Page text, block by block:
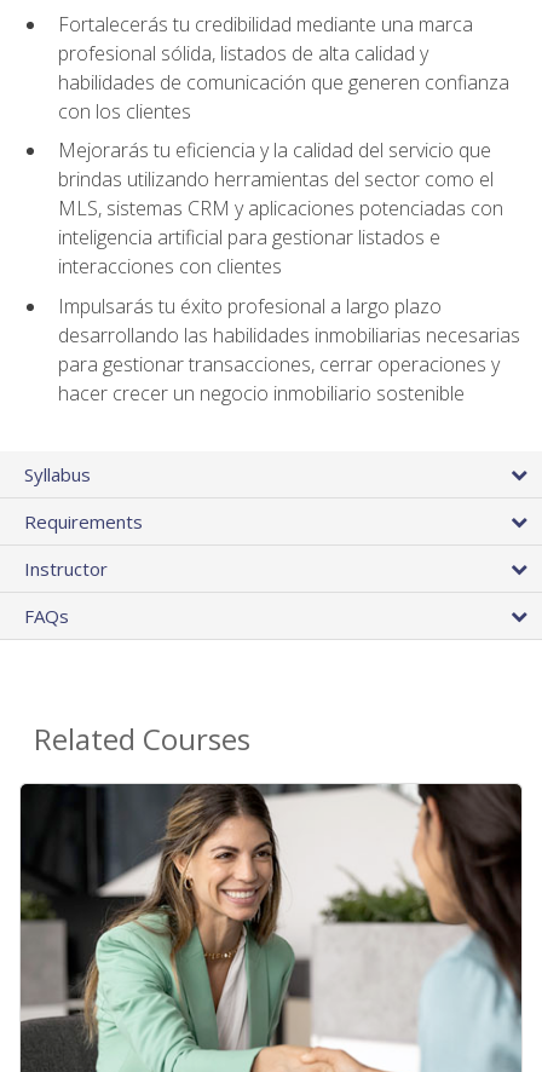
Fortalecerás tu credibilidad mediante una marca
profesional sólida, listados de alta calidad y
habilidades de comunicación que generen confianza
con los clientes
Mejorarás tu eficiencia y la calidad del servicio que
brindas utilizando herramientas del sector como el
MLS, sistemas CRM y aplicaciones potenciadas con
inteligencia artificial para gestionar listados e
interacciones con clientes
Impulsarás tu éxito profesional a largo plazo
desarrollando las habilidades inmobiliarias necesarias
para gestionar transacciones, cerrar operaciones y
hacer crecer un negocio inmobiliario sostenible
Syllabus
Requirements
Instructor
FAQs
Related Courses